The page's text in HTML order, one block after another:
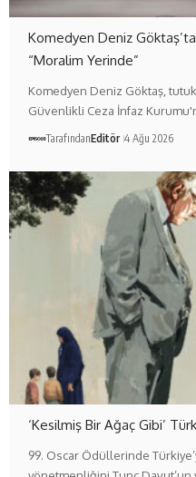
Komedyen Deniz
“Moralim Yerinde”
Komedyen Deniz Göktaş,
Güvenlikli Ceza İnfaz
TarafındanEditör 4 Ağu 2026
‘Kesilmiş Bir Ağaç Gibi’
99. Oscar Ödüllerinde